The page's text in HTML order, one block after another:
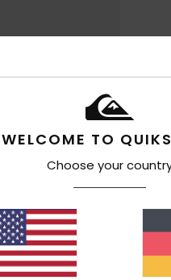
WELCOME TO
Choose your